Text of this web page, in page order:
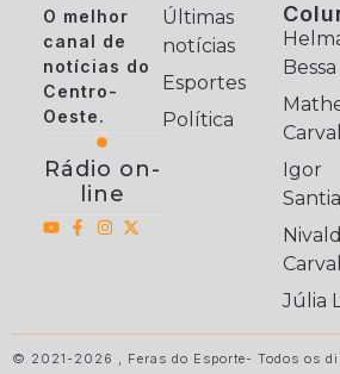
O melhor
canal de
notícias do
Centro-
Oeste.
Rádio on-
line
Últimas
notícias
Esportes
Política
Bessa
Igor
Júlia
© 2021-2026 , Feras do Esporte- Todos os